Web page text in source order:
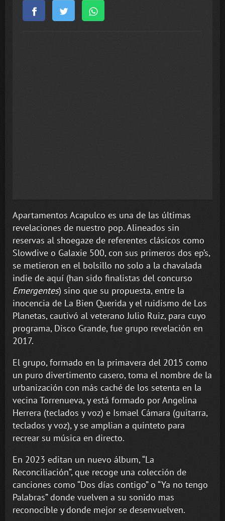
Apartamentos Acapulco es una de las últimas
revelaciones de nuestro pop. Alineados sin
reservas al shoegaze de referentes clásicos como
Slowdive o Galaxie 500, con sus primeros dos ep’s,
se metieron en el bolsillo no solo a la chavalada
indie de aquí (han sido finalistas del concurso
Emergentes) sino que su propuesta, entre la
inocencia de La Bien Querida y el ruidismo de Los
Planetas, cautivó al veterano Julio Ruiz, para cuyo
programa, Disco Grande, fue grupo revelación en
2017.
El grupo, formado en la primavera del 2015 como
un puro divertimento casero, toma el nombre de la
urbanización con más caché de los setenta en la
vecina Torrenueva, y está formado por Angelina
Herrera (teclados y voz) e Ismael Cámara (guitarra,
teclados y voz), y se amplian a quinteto para
recrear su música en directo.
En 2023 editan un nuevo álbum, “La
Reconciliación”, que recoge una colección de
canciones como “Dos días contigo” o “Ya no tengo
Palabras” donde vuelven a su sonido mas
reconocible y donde mejor se desenvuelven.